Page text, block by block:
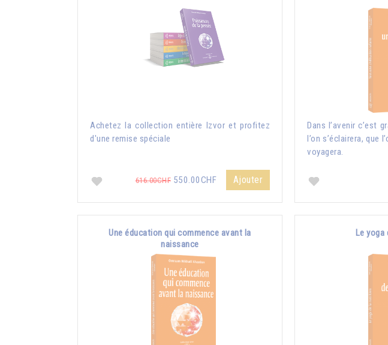
Achetez la collection entière Izvor et profitez
d'une remise spéciale
616.00CHF 550.00CHF Ajouter
Dans l’avenir c’est
l’on s’éclairera, que
voyagera.
Une éducation qui commence avant la
naissance
Le